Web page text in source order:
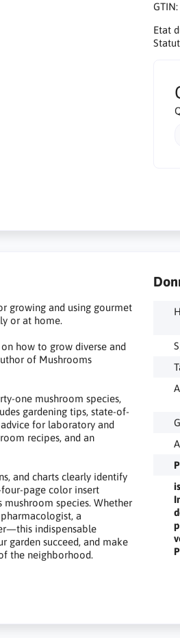
GTIN:
Etat
growing and using gourmet
or at home.
how to grow diverse and
of Mushrooms
one mushroom species,
gardening tips, state-of-
for laboratory and
recipes, and an
and charts clearly identify
page color insert
species. Whether
a
indispensable
garden succeed, and make
the neighborhood.